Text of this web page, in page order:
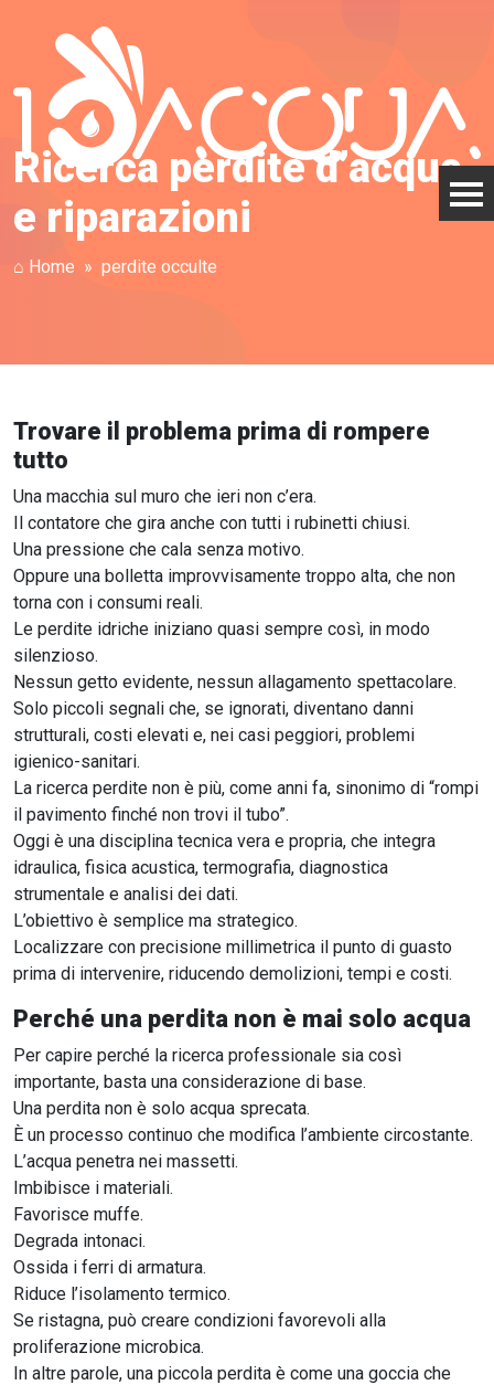
Ricerca perdite d’acqua
e riparazioni
⌂ Home perdite occulte
Trovare il problema prima di rompere
tutto
Una macchia sul muro che ieri non c’era.
Il contatore che gira anche con tutti i rubinetti chiusi.
Una pressione che cala senza motivo.
Oppure una bolletta improvvisamente troppo alta, che non
torna con i consumi reali.
Le perdite idriche iniziano quasi sempre così, in modo
silenzioso.
Nessun getto evidente, nessun allagamento spettacolare.
Solo piccoli segnali che, se ignorati, diventano danni
strutturali, costi elevati e, nei casi peggiori, problemi
igienico-sanitari.
La ricerca perdite non è più, come anni fa, sinonimo di “rompi
il pavimento finché non trovi il tubo”.
Oggi è una disciplina tecnica vera e propria, che integra
idraulica, fisica acustica, termografia, diagnostica
strumentale e analisi dei dati.
L’obiettivo è semplice ma strategico.
Localizzare con precisione millimetrica il punto di guasto
prima di intervenire, riducendo demolizioni, tempi e costi.
Perché una perdita non è mai solo acqua
Per capire perché la ricerca professionale sia così
importante, basta una considerazione di base.
Una perdita non è solo acqua sprecata.
È un processo continuo che modifica l’ambiente circostante.
L’acqua penetra nei massetti.
Imbibisce i materiali.
Favorisce muffe.
Degrada intonaci.
Ossida i ferri di armatura.
Riduce l’isolamento termico.
Se ristagna, può creare condizioni favorevoli alla
proliferazione microbica.
In altre parole, una piccola perdita è come una goccia che